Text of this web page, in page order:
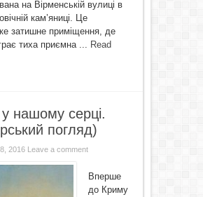
на Вірменській вулиці в
кам’яниці. Це
затишне приміщення, де
тиха приємна ... Read
нашому серці.
погляд)
2016 Leave a comment
Вперше
до Криму